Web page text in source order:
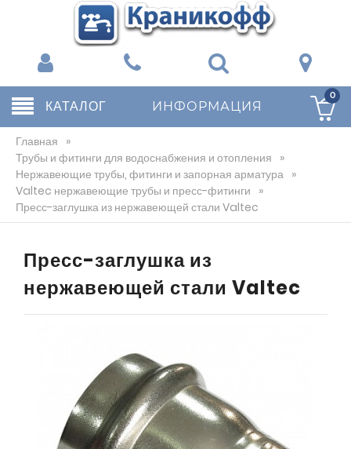
КАТАЛОГ ИНФОРМАЦИЯ
0
Главная »
Трубы и фитинги для водоснабжения и отопления »
Нержавеющие трубы, фитинги и запорная арматура »
Valtec нержавеющие трубы и пресс-фитинги »
Пресс-заглушка из нержавеющей стали Valtec
Пресс-заглушка из
нержавеющей стали Valtec